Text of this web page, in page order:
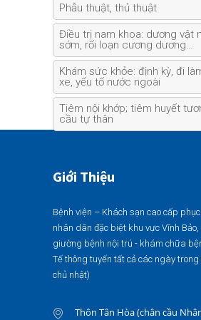
Phẫu thuật, thủ thuật
Điều trị nam khoa: dương vật
sớm, rối loạn cương dương…
Khám sức khỏe: định kỳ, đi
xe, yếu tố nước ngoài
Tiêm nội khớp; tiêm huyết
cầu tự thân
Giới Thiệu
Bệnh viện – Khách sạn cao cấp
nhân dân đặc biệt khu vực Vĩnh
giường bệnh nội trú - khám chữa
Tế thông tuyến tất cả các ngày
chủ nhật)
Thôn Tân Hòa (chân cầu